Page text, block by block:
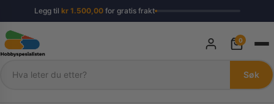
Legg til kr1.500,00for gratis frakt
Søk
Søk
0